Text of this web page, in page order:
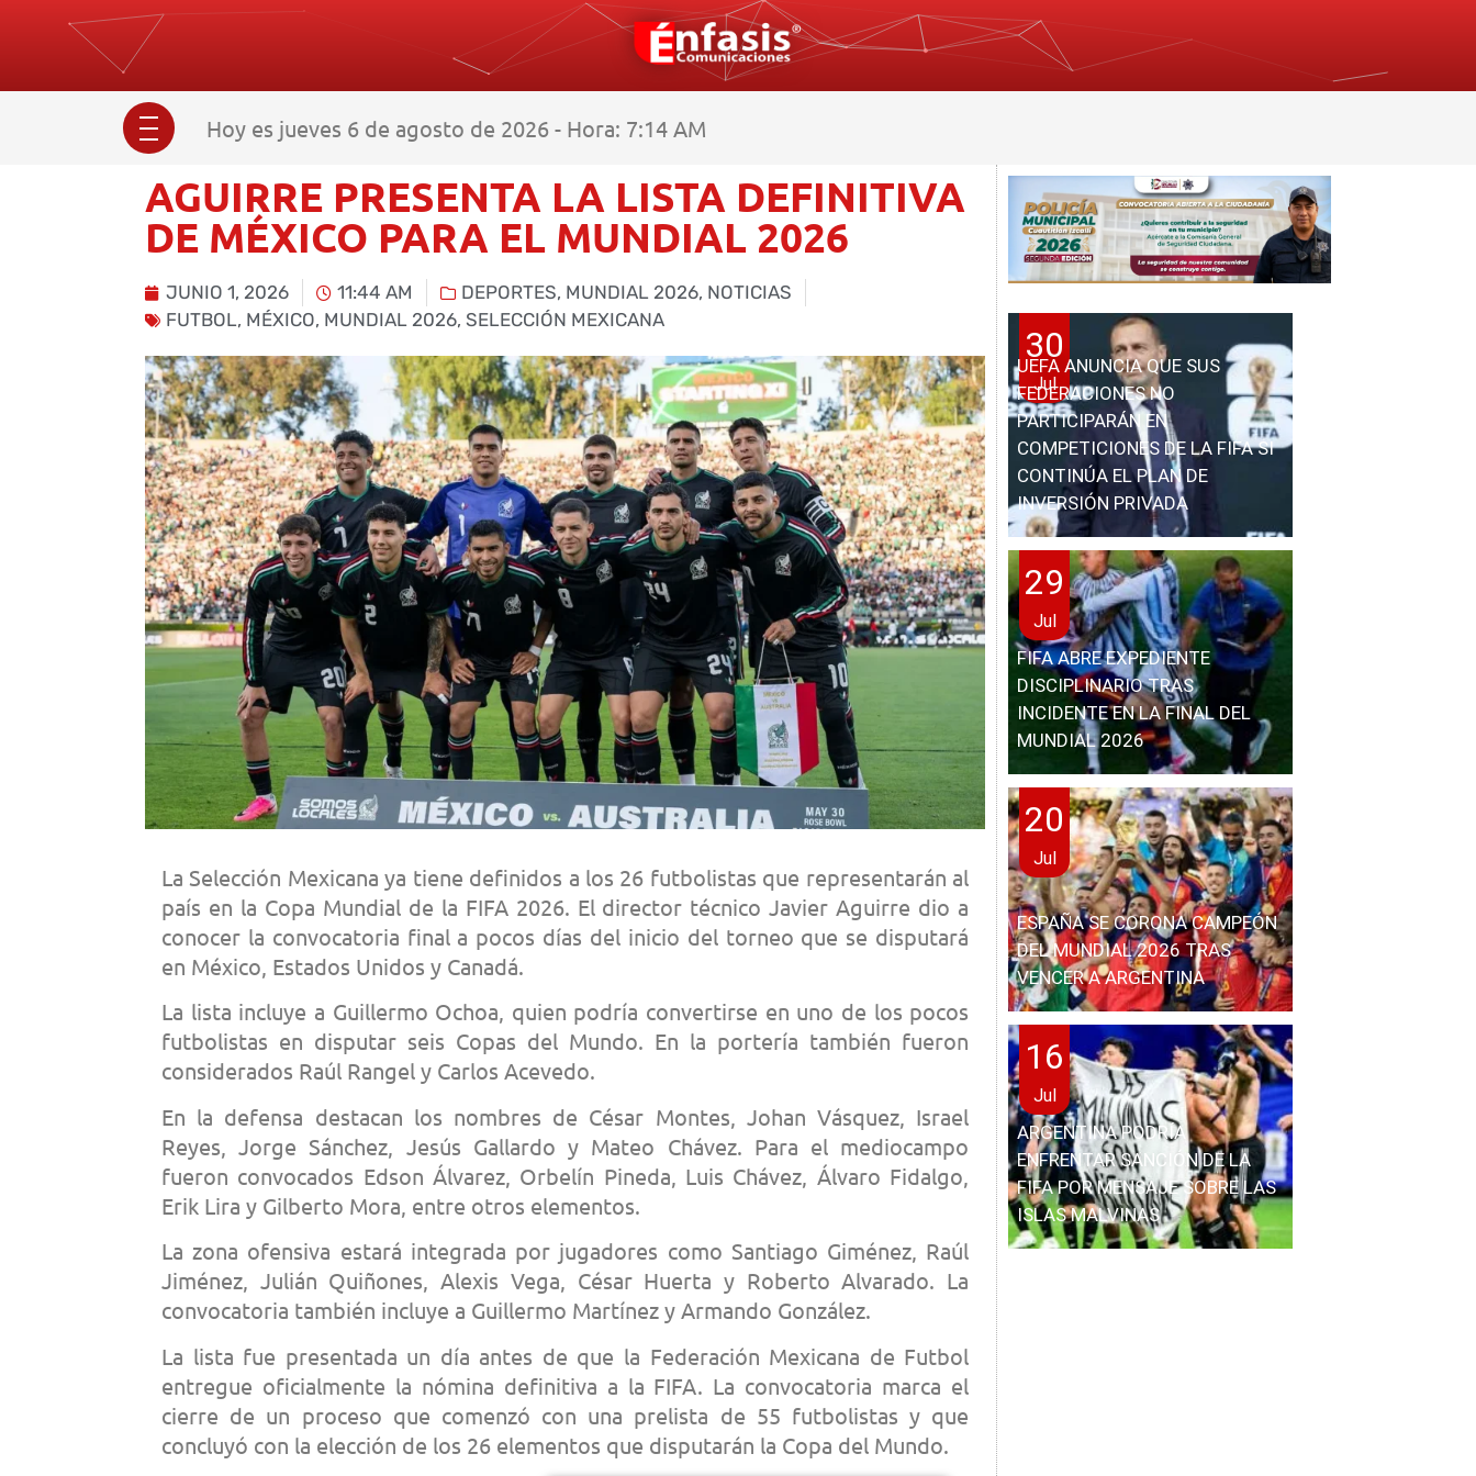
Hoy es jueves 6 de agosto de 2026 - Hora: 7:14 AM
AGUIRRE PRESENTA LA LISTA DEFINITIVA
DE MÉXICO PARA EL MUNDIAL 2026
JUNIO 1, 2026 11:44 AM DEPORTES, MUNDIAL 2026, NOTICIAS
FUTBOL, MÉXICO, MUNDIAL 2026, SELECCIÓN MEXICANA
La Selección Mexicana ya tiene definidos a los 26 futbolistas que representarán al
país en la Copa Mundial de la FIFA 2026. El director técnico Javier Aguirre dio a
conocer la convocatoria final a pocos días del inicio del torneo que se disputará
en México, Estados Unidos y Canadá.
La lista incluye a Guillermo Ochoa, quien podría convertirse en uno de los pocos
futbolistas en disputar seis Copas del Mundo. En la portería también fueron
considerados Raúl Rangel y Carlos Acevedo.
En la defensa destacan los nombres de César Montes, Johan Vásquez, Israel
Reyes, Jorge Sánchez, Jesús Gallardo y Mateo Chávez. Para el mediocampo
fueron convocados Edson Álvarez, Orbelín Pineda, Luis Chávez, Álvaro Fidalgo,
Erik Lira y Gilberto Mora, entre otros elementos.
La zona ofensiva estará integrada por jugadores como Santiago Giménez, Raúl
Jiménez, Julián Quiñones, Alexis Vega, César Huerta y Roberto Alvarado. La
convocatoria también incluye a Guillermo Martínez y Armando González.
La lista fue presentada un día antes de que la Federación Mexicana de Futbol
entregue oficialmente la nómina definitiva a la FIFA. La convocatoria marca el
cierre de un proceso que comenzó con una prelista de 55 futbolistas y que
concluyó con la elección de los 26 elementos que disputarán la Copa del Mundo.
30
Jul
UEFA ANUNCIA QUE SUS
FEDERACIONES NO
PARTICIPARÁN EN
COMPETICIONES DE LA FIFA SI
CONTINÚA EL PLAN DE
INVERSIÓN PRIVADA
29
Jul
FIFA ABRE EXPEDIENTE
DISCIPLINARIO TRAS
INCIDENTE EN LA FINAL DEL
MUNDIAL 2026
20
Jul
ESPAÑA SE CORONA CAMPEÓN
DEL MUNDIAL 2026 TRAS
VENCER A ARGENTINA
16
Jul
ARGENTINA PODRÍA
ENFRENTAR SANCIÓN DE LA
FIFA POR MENSAJE SOBRE LAS
ISLAS MALVINAS